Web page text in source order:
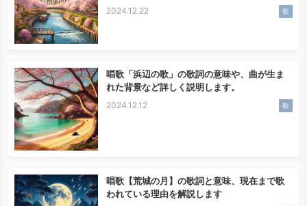
2024.12.22 歌
唱歌「浜辺の歌」の歌詞の意味や、曲が生ま
れた背景など詳しく説明します。
2024.12.12 歌
唱歌【荒城の月】の歌詞と意味、現在まで歌
われている理由を解説します